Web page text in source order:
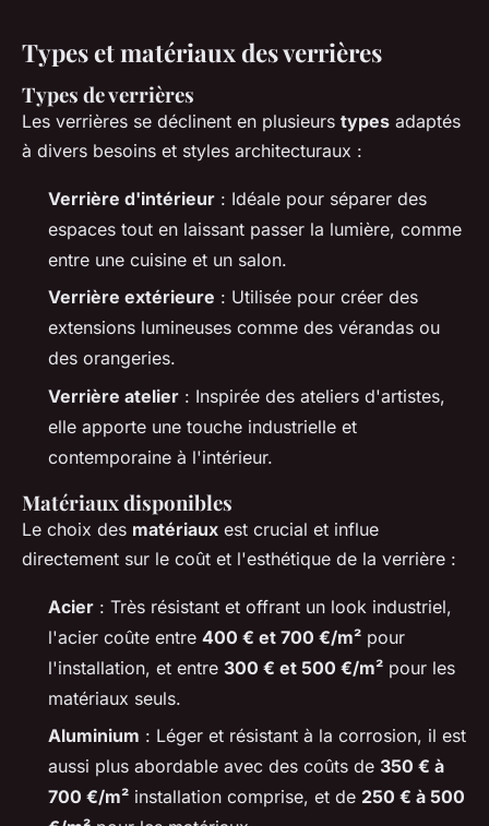
Types et matériaux des verrières
Types de verrières
Les verrières se déclinent en plusieurs types adaptés
à divers besoins et styles architecturaux :
Verrière d'intérieur : Idéale pour séparer des
espaces tout en laissant passer la lumière, comme
entre une cuisine et un salon.
Verrière extérieure : Utilisée pour créer des
extensions lumineuses comme des vérandas ou
des orangeries.
Verrière atelier : Inspirée des ateliers d'artistes,
elle apporte une touche industrielle et
contemporaine à l'intérieur.
Matériaux disponibles
Le choix des matériaux est crucial et influe
directement sur le coût et l'esthétique de la verrière :
Acier : Très résistant et offrant un look industriel,
l'acier coûte entre 400 € et 700 €/m² pour
l'installation, et entre 300 € et 500 €/m² pour les
matériaux seuls.
Aluminium : Léger et résistant à la corrosion, il est
aussi plus abordable avec des coûts de 350 € à
700 €/m² installation comprise, et de 250 € à 500